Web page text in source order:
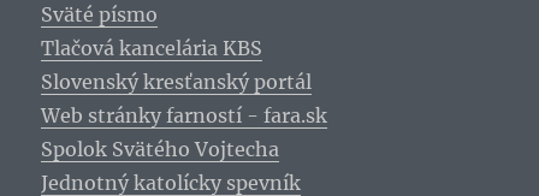
Sväté písmo
Tlačová kancelária KBS
Slovenský kresťanský portál
Web stránky farností - fara.sk
Spolok Svätého Vojtecha
Jednotný katolícky spevník